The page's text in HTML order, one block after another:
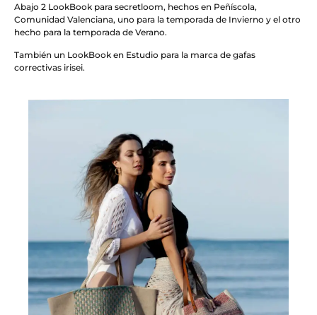
Abajo 2 LookBook para secretloom, hechos en Peñíscola,
Comunidad Valenciana, uno para la temporada de Invierno y el otro
hecho para la temporada de Verano.
También un LookBook en Estudio para la marca de gafas
correctivas irisei.